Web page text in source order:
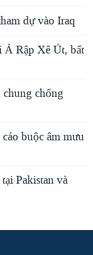
dự vào Iraq
Ả Rập Xê Út, bất
chống
buộc âm mưu
Pakistan và